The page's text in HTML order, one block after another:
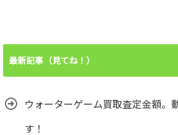
最新記事（見てね！）
ウォーターゲーム買取査定金額。
す！